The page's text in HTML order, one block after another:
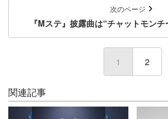
次のページ
『Mステ』披露曲は“チャットモン
1 (current)
2
関連記事